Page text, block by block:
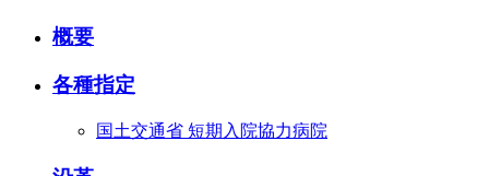
概要
各種指定
国土交通省 短期入院協力病院